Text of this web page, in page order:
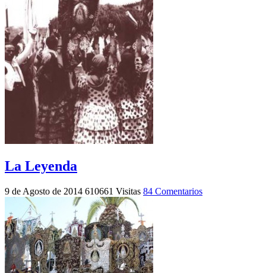
La Leyenda
9 de Agosto de 2014 610661 Visitas 84 Comentarios